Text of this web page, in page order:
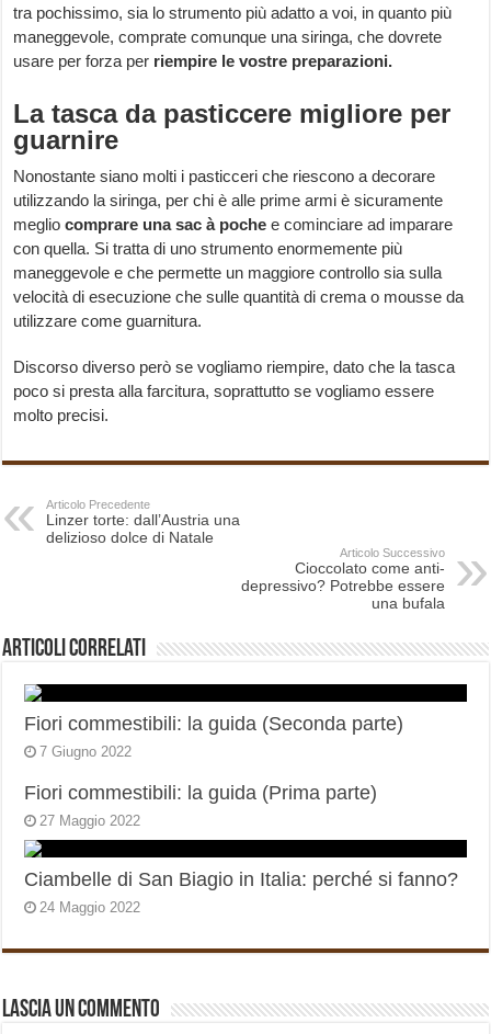
tra pochissimo, sia lo strumento più adatto a voi, in quanto più
maneggevole, comprate comunque una siringa, che dovrete
usare per forza per riempire le vostre preparazioni.
La tasca da pasticcere migliore per
guarnire
Nonostante siano molti i pasticceri che riescono a decorare
utilizzando la siringa, per chi è alle prime armi è sicuramente
megliocomprare una sac à pochee cominciare ad imparare
con quella. Si tratta di uno strumento enormemente più
maneggevole e che permette un maggiore controllo sia sulla
velocità di esecuzione che sulle quantità di crema o mousse da
utilizzare come guarnitura.
Discorso diverso però se vogliamo riempire, dato che la tasca
poco si presta alla farcitura, soprattutto se vogliamo essere
molto precisi.
Articolo Precedente
Linzer torte: dall’Austria una
delizioso dolce di Natale
Articolo Successivo
Cioccolato come anti-
depressivo? Potrebbe essere
una bufala
Articoli correlati
Fiori commestibili: la guida (Seconda parte)
7 Giugno 2022
Fiori commestibili: la guida (Prima parte)
27 Maggio 2022
Ciambelle di San Biagio in Italia: perché si fanno?
24 Maggio 2022
Lascia un commento